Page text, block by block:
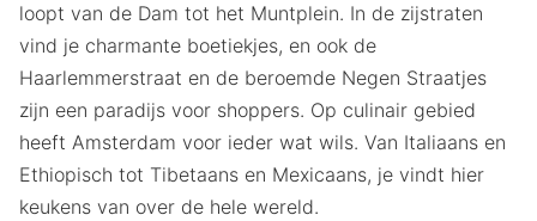
loopt van de Dam tot het Muntplein. In de zijstraten
vind je charmante boetiekjes, en ook de
Haarlemmerstraat en de beroemde Negen Straatjes
zijn een paradijs voor shoppers. Op culinair gebied
heeft Amsterdam voor ieder wat wils. Van Italiaans en
Ethiopisch tot Tibetaans en Mexicaans, je vindt hier
keukens van over de hele wereld.